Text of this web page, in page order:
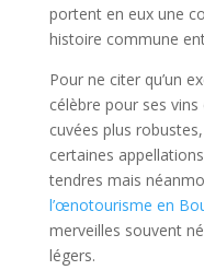
portent en eux une
histoire commune
Pour ne citer qu’un
célèbre pour ses
cuvées plus
certaines
tendres mais
l’œnotourisme en
merveilles souvent
légers.